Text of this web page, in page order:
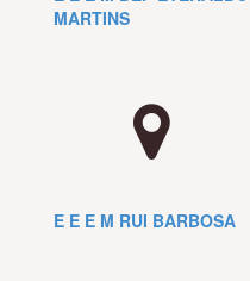
MARTINS
E E E M RUI BARBOSA